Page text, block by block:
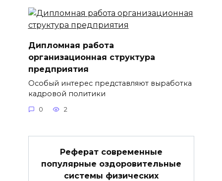
Дипломная работа
организационная структура
предприятия
Особый интерес представляют выработка
кадровой политики
0 2
Реферат современные
популярные оздоровительные
системы физических